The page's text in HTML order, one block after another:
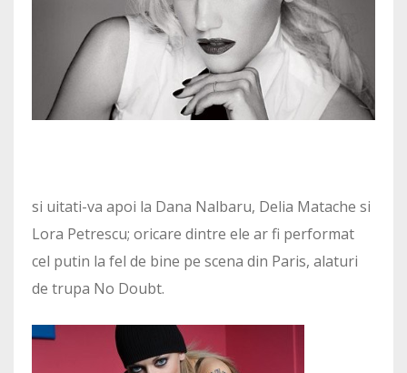
si uitati-va apoi la Dana Nalbaru, Delia Matache si
Lora Petrescu; oricare dintre ele ar fi performat
cel putin la fel de bine pe scena din Paris, alaturi
de trupa No Doubt.